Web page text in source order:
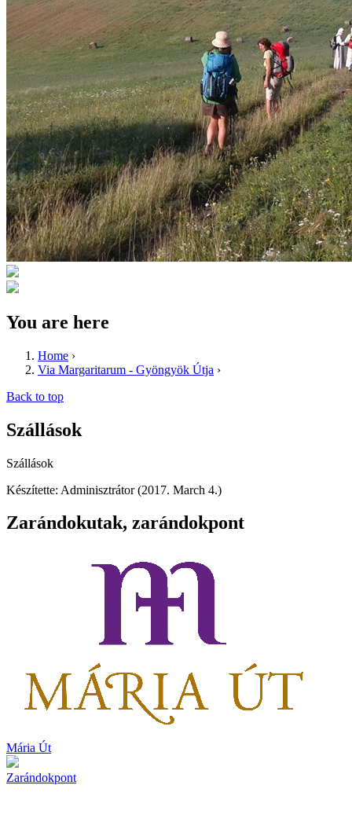
You are here
Home ›
Via Margaritarum - Gyöngyök Útja ›
Back to top
Szállások
Szállások
Készítette: Adminisztrátor (2017. March 4.)
Zarándokutak, zarándokpont
Mária Út
Zarándokpont